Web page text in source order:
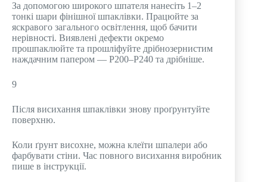
За допомогою широкого шпателя нанесіть 1–2
тонкі шари фінішної шпаклівки. Працюйте за
яскравого загального освітлення, щоб бачити
нерівності. Виявлені дефекти окремо
прошпаклюйте та прошліфуйте дрібнозернистим
наждачним папером — Р200–Р240 та дрібніше.
9
Після висихання шпаклівки знову проґрунтуйте
поверхню.
Коли ґрунт висохне, можна клеїти шпалери або
фарбувати стіни. Час повного висихання виробник
пише в інструкції.